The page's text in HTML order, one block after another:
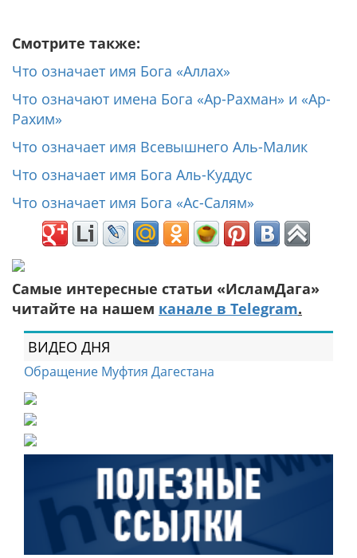
Смотрите также:
Что означает имя Бога «Аллах»
Что означают имена Бога «Ар-Рахман» и «Ар-
Рахим»
Что означает имя Всевышнего Аль-Малик
Что означает имя Бога Аль-Куддус
Что означает имя Бога «Ас-Салям»
Самые интересные статьи «ИсламДага»
читайте на нашем канале в Telegram.
ВИДЕО ДНЯ
Обращение Муфтия Дагестана